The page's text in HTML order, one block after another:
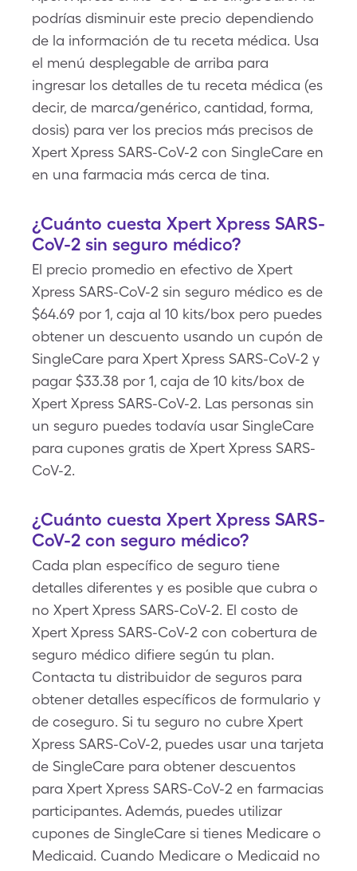
podrías disminuir este precio dependiendo
de la información de tu receta médica. Usa
el menú desplegable de arriba para
ingresar los detalles de tu receta médica (es
decir, de marca/genérico, cantidad, forma,
dosis) para ver los precios más precisos de
Xpert Xpress SARS-CoV-2 con SingleCare en
en una farmacia más cerca de tina.
¿Cuánto cuesta Xpert Xpress SARS-
CoV-2 sin seguro médico?
El precio promedio en efectivo de Xpert
Xpress SARS-CoV-2 sin seguro médico es de
$64.69 por 1, caja al 10 kits/box pero puedes
obtener un descuento usando un cupón de
SingleCare para Xpert Xpress SARS-CoV-2 y
pagar $33.38 por 1, caja de 10 kits/box de
Xpert Xpress SARS-CoV-2. Las personas sin
un seguro puedes todavía usar SingleCare
para cupones gratis de Xpert Xpress SARS-
CoV-2.
¿Cuánto cuesta Xpert Xpress SARS-
CoV-2 con seguro médico?
Cada plan específico de seguro tiene
detalles diferentes y es posible que cubra o
no Xpert Xpress SARS-CoV-2. El costo de
Xpert Xpress SARS-CoV-2 con cobertura de
seguro médico difiere según tu plan.
Contacta tu distribuidor de seguros para
obtener detalles específicos de formulario y
de coseguro. Si tu seguro no cubre Xpert
Xpress SARS-CoV-2, puedes usar una tarjeta
de SingleCare para obtener descuentos
para Xpert Xpress SARS-CoV-2 en farmacias
participantes. Además, puedes utilizar
cupones de SingleCare si tienes Medicare o
Medicaid. Cuando Medicare o Medicaid no